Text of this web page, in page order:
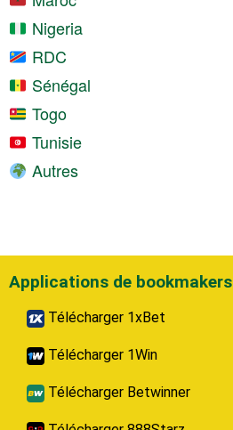
Nigeria
RDC
Sénégal
Togo
Tunisie
Autres
Applications de bookmakers
Télécharger 1xBet
Télécharger 1Win
Télécharger Betwinner